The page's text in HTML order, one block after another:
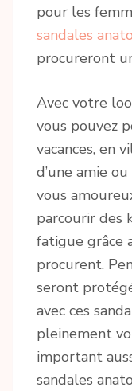
pour les
sandales
procureront
Avec votre
vous pouvez
vacances, en
d’une amie
vous
parcourir des
fatigue grâce
procurent.
seront
avec ces
pleinement
important
sandales